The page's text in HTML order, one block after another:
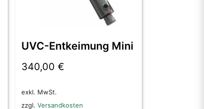
UVC-Entkeimung Mini
340,00 €
exkl. MwSt.
zzgl. Versandkosten